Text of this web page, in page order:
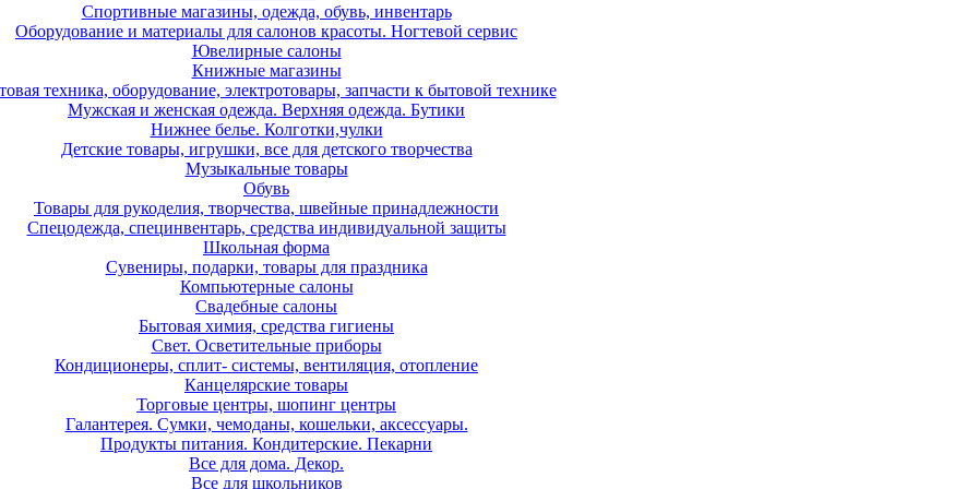
Спортивные магазины, одежда, обувь, инвентарь
Оборудование и материалы для салонов красоты. Ногтевой сервис
Ювелирные салоны
Книжные магазины
техника, оборудование, электротовары, запчасти к бытовой технике
Мужская и женская одежда. Верхняя одежда. Бутики
Нижнее белье. Колготки,чулки
Детские товары, игрушки, все для детского творчества
Музыкальные товары
Обувь
Товары для рукоделия, творчества, швейные принадлежности
Спецодежда, специнвентарь, средства индивидуальной защиты
Школьная форма
Сувениры, подарки, товары для праздника
Компьютерные салоны
Свадебные салоны
Бытовая химия, средства гигиены
Свет. Осветительные приборы
Кондиционеры, сплит- системы, вентиляция, отопление
Канцелярские товары
Торговые центры, шопинг центры
Галантерея. Сумки, чемоданы, кошельки, аксессуары.
Продукты питания. Кондитерские. Пекарни
Все для дома. Декор.
Все для школьников